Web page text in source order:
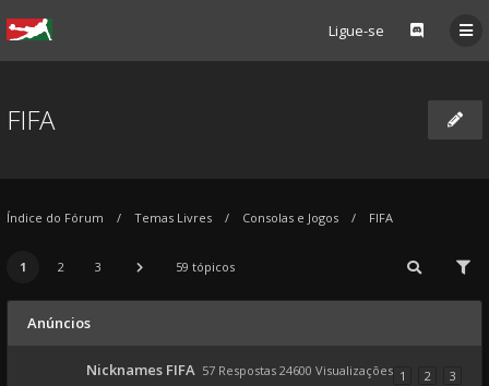
Ligue-se
FIFA
Índice do Fórum Temas Livres Consolas e Jogos FIFA
1 2 3 59 tópicos
Anúncios
Nicknames FIFA 57 Respostas 24600 Visualizações 1 2
3